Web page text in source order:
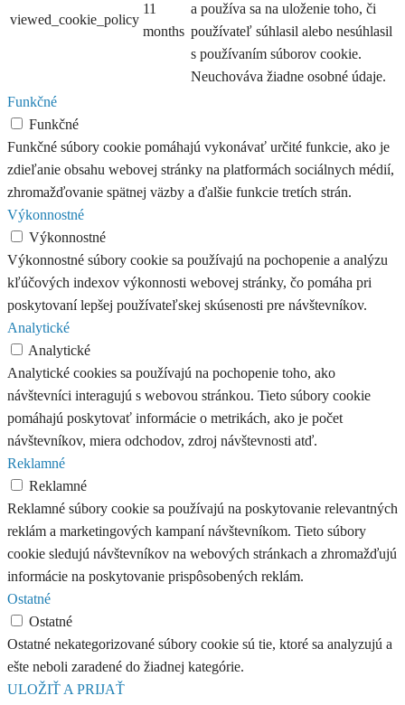
viewed_cookie_policy
11
months
a používa sa na uloženie toho, či
používateľ súhlasil alebo nesúhlasil
s používaním súborov cookie.
Neuchováva žiadne osobné údaje.
Funkčné
Funkčné
Funkčné súbory cookie pomáhajú vykonávať určité funkcie, ako je
zdieľanie obsahu webovej stránky na platformách sociálnych médií,
zhromažďovanie spätnej väzby a ďalšie funkcie tretích strán.
Výkonnostné
Výkonnostné
Výkonnostné súbory cookie sa používajú na pochopenie a analýzu
kľúčových indexov výkonnosti webovej stránky, čo pomáha pri
poskytovaní lepšej používateľskej skúsenosti pre návštevníkov.
Analytické
Analytické
Analytické cookies sa používajú na pochopenie toho, ako
návštevníci interagujú s webovou stránkou. Tieto súbory cookie
pomáhajú poskytovať informácie o metrikách, ako je počet
návštevníkov, miera odchodov, zdroj návštevnosti atď.
Reklamné
Reklamné
Reklamné súbory cookie sa používajú na poskytovanie relevantných
reklám a marketingových kampaní návštevníkom. Tieto súbory
cookie sledujú návštevníkov na webových stránkach a zhromažďujú
informácie na poskytovanie prispôsobených reklám.
Ostatné
Ostatné
Ostatné nekategorizované súbory cookie sú tie, ktoré sa analyzujú a
ešte neboli zaradené do žiadnej kategórie.
ULOŽIŤ A PRIJAŤ